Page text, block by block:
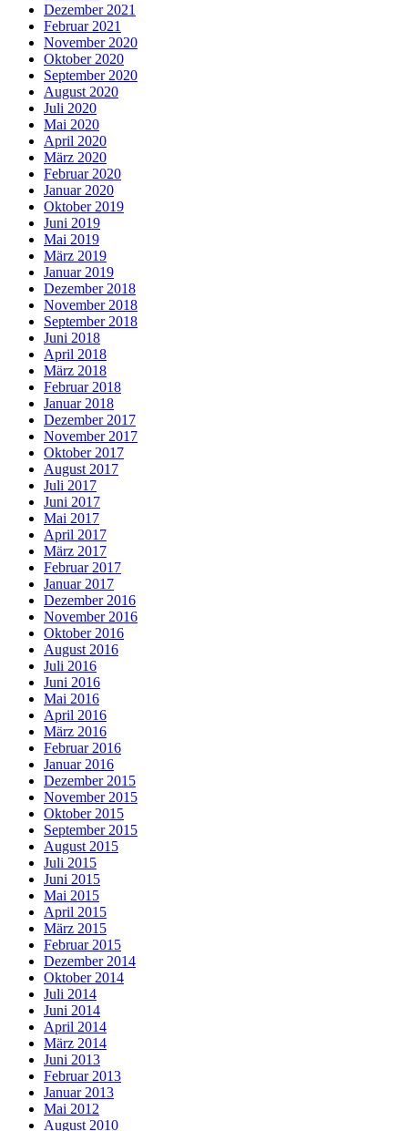
Dezember 2021
Februar 2021
November 2020
Oktober 2020
September 2020
August 2020
Juli 2020
Mai 2020
April 2020
März 2020
Februar 2020
Januar 2020
Oktober 2019
Juni 2019
Mai 2019
März 2019
Januar 2019
Dezember 2018
November 2018
September 2018
Juni 2018
April 2018
März 2018
Februar 2018
Januar 2018
Dezember 2017
November 2017
Oktober 2017
August 2017
Juli 2017
Juni 2017
Mai 2017
April 2017
März 2017
Februar 2017
Januar 2017
Dezember 2016
November 2016
Oktober 2016
August 2016
Juli 2016
Juni 2016
Mai 2016
April 2016
März 2016
Februar 2016
Januar 2016
Dezember 2015
November 2015
Oktober 2015
September 2015
August 2015
Juli 2015
Juni 2015
Mai 2015
April 2015
März 2015
Februar 2015
Dezember 2014
Oktober 2014
Juli 2014
Juni 2014
April 2014
März 2014
Juni 2013
Februar 2013
Januar 2013
Mai 2012
August 2010